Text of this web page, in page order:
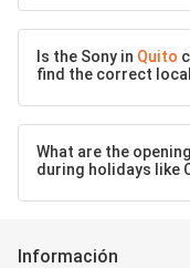
Is the Sony in Quito
find the correct
What are the
during holidays like
Información